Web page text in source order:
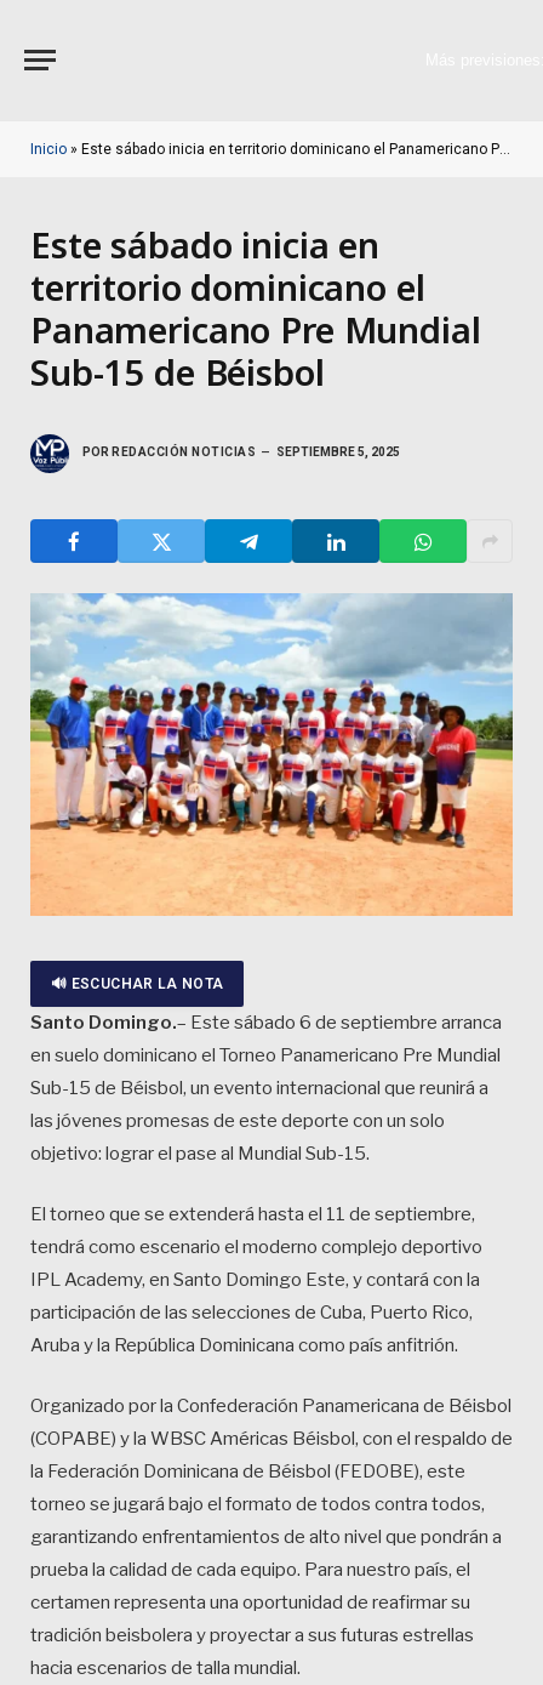
Inicio » Este sábado inicia en territorio dominicano el Panamericano Pre Mundial Sub-15 de Béisbol
Este sábado inicia en
territorio dominicano el
Panamericano Pre Mundial
Sub-15 de Béisbol
POR REDACCIÓN NOTICIAS SEPTIEMBRE 5, 2025
🔊 ESCUCHAR LA NOTA
Santo Domingo.– Este sábado 6 de septiembre arranca
en suelo dominicano el Torneo Panamericano Pre Mundial
Sub-15 de Béisbol, un evento internacional que reunirá a
las jóvenes promesas de este deporte con un solo
objetivo: lograr el pase al Mundial Sub-15.
El torneo que se extenderá hasta el 11 de septiembre,
tendrá como escenario el moderno complejo deportivo
IPL Academy, en Santo Domingo Este, y contará con la
participación de las selecciones de Cuba, Puerto Rico,
Aruba y la República Dominicana como país anfitrión.
Organizado por la Confederación Panamericana de Béisbol
(COPABE) y la WBSC Américas Béisbol, con el respaldo de
la Federación Dominicana de Béisbol (FEDOBE), este
torneo se jugará bajo el formato de todos contra todos,
garantizando enfrentamientos de alto nivel que pondrán a
prueba la calidad de cada equipo. Para nuestro país, el
certamen representa una oportunidad de reafirmar su
tradición beisbolera y proyectar a sus futuras estrellas
hacia escenarios de talla mundial.